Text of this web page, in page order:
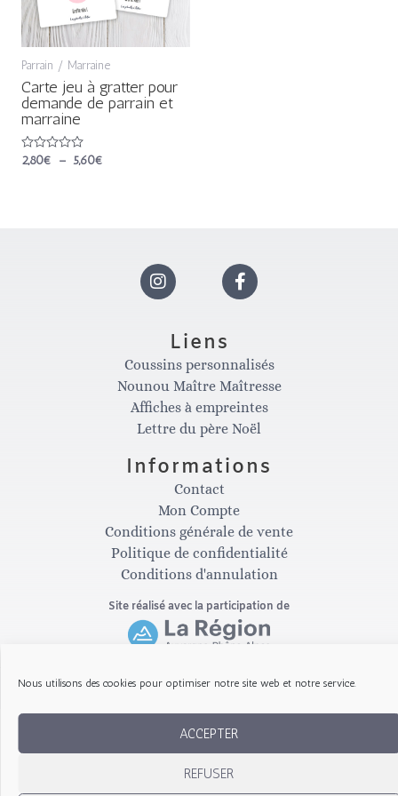
Nous utilisons des cookies pour optimiser notre site web et notre service.
ACCEPTER
REFUSER
Parrain / Marraine
Carte jeu à gratter pour
demande de parrain et
marraine
Note
2,80€ – 5,60€
I
n
s
t
a
g
r
a
m
F
c
e
b
o
o
k
-
f
Liens
Coussins personnalisés
Nounou Maître Maîtresse
Affiches à empreintes
Lettre du père Noël
Informations
Contact
Mon Compte
Conditions générale de vente
Politique de confidentialité
Conditions d'annulation
Site réalisé avec la participation de
Copyright © 2026 Les Gribouillis d'Arthur